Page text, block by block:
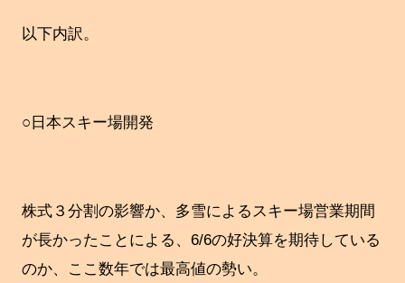
以下内訳。
○日本スキー場開発
株式３分割の影響か、多雪によるスキー場営業期間
が長かったことによる、6/6の好決算を期待している
のか、ここ数年では最高値の勢い。